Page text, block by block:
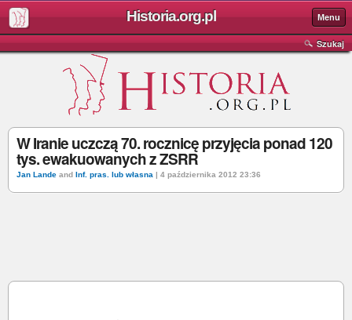
Historia.org.pl Menu
Szukaj
W Iranie uczczą 70. rocznicę przyjęcia ponad 120
tys. ewakuowanych z ZSRR
Jan Lande and Inf. pras. lub własna | 4 października 2012 23:36